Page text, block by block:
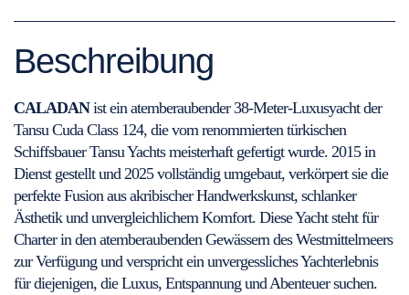
Beschreibung
CALADANist ein atemberaubender 38-Meter-Luxusyacht der
Tansu Cuda Class 124, die vom renommierten türkischen
Schiffsbauer Tansu Yachts meisterhaft gefertigt wurde. 2015 in
Dienst gestellt und 2025 vollständig umgebaut, verkörpert sie die
perfekte Fusion aus akribischer Handwerkskunst, schlanker
Ästhetik und unvergleichlichem Komfort. Diese Yacht steht für
Charter in den atemberaubenden Gewässern des Westmittelmeers
zur Verfügung und verspricht ein unvergessliches Yachterlebnis
für diejenigen, die Luxus, Entspannung und Abenteuer suchen.